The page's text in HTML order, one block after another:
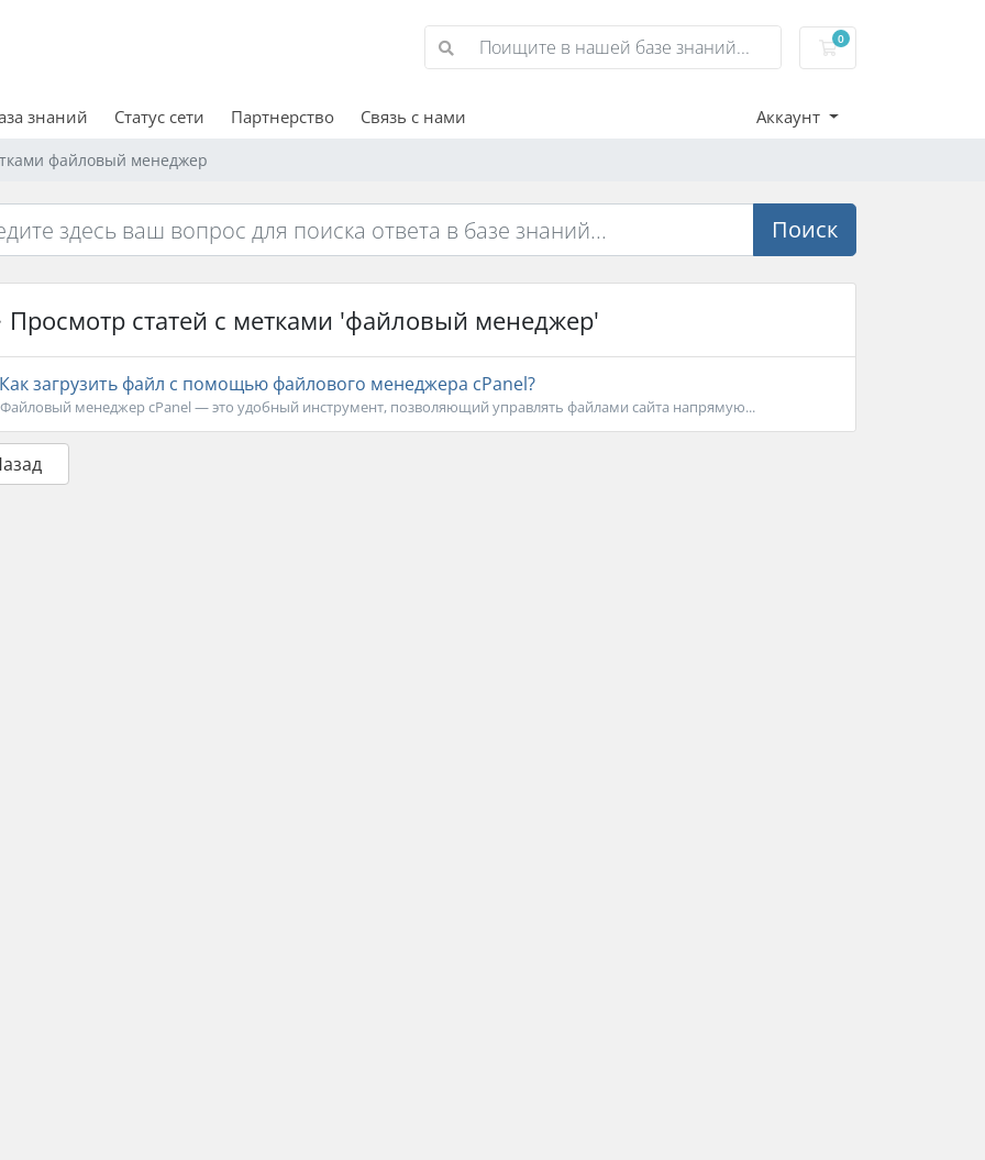
0
Корзина
знаний Статус сети Партнерство Связь с нами Аккаунт
файловый менеджер
Поиск
Просмотр статей с метками 'файловый менеджер'
загрузить файл с помощью файлового менеджера cPanel?
Файловый менеджер cPanel — это удобный инструмент, позволяющий управлять файлами сайта напрямую...